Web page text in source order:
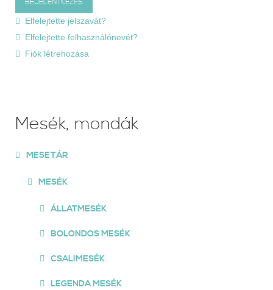
Elfelejtette jelszavát?
Elfelejtette felhasználónevét?
Fiók létrehozása
Mesék, mondák
MESETÁR
MESÉK
ÁLLATMESÉK
BOLONDOS MESÉK
CSALIMESÉK
LEGENDA MESÉK